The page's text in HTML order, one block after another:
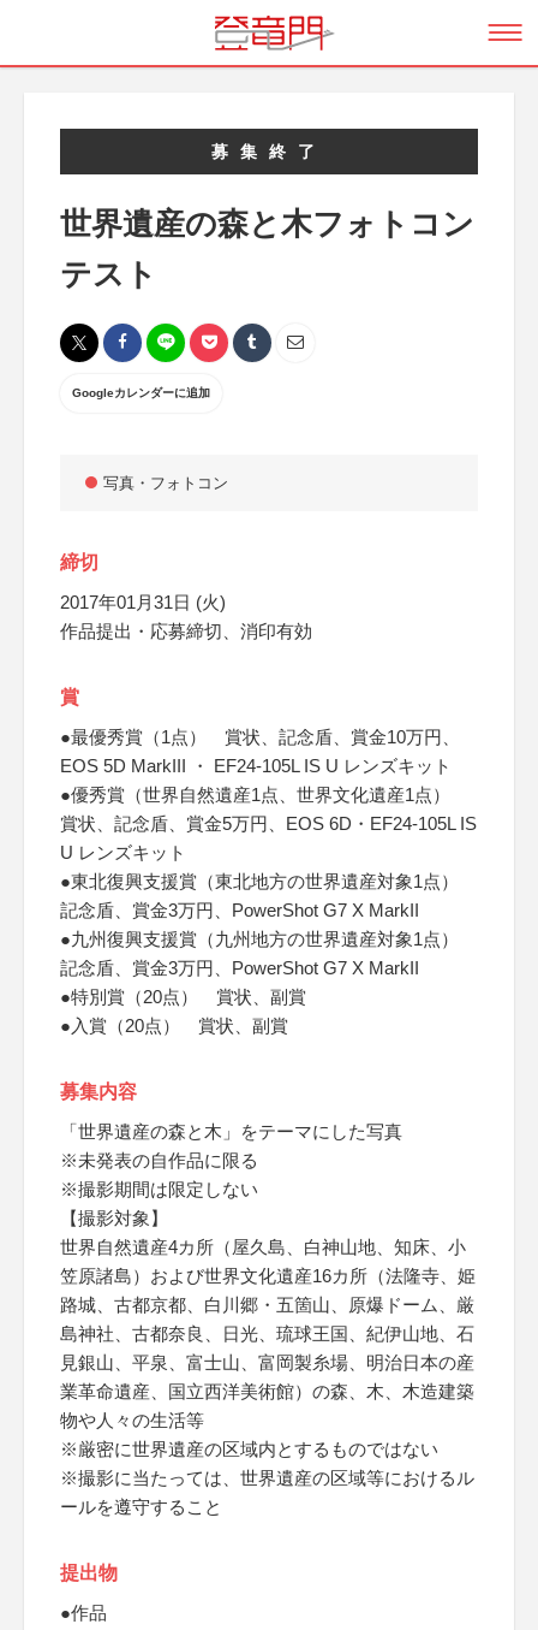
募集終了
世界遺産の森と木フォトコン
テスト
Googleカレンダーに追加
写真・フォトコン
締切
2017年01月31日 (火)
作品提出・応募締切、消印有効
賞
●最優秀賞（1点） 賞状、記念盾、賞金10万円、
EOS 5D MarkIII ・ EF24-105L IS U レンズキット
●優秀賞（世界自然遺産1点、世界文化遺産1点）
賞状、記念盾、賞金5万円、EOS 6D・EF24-105L IS
U レンズキット
●東北復興支援賞（東北地方の世界遺産対象1点）
記念盾、賞金3万円、PowerShot G7 X MarkII
●九州復興支援賞（九州地方の世界遺産対象1点）
記念盾、賞金3万円、PowerShot G7 X MarkII
●特別賞（20点） 賞状、副賞
●入賞（20点） 賞状、副賞
募集内容
「世界遺産の森と木」をテーマにした写真
※未発表の自作品に限る
※撮影期間は限定しない
【撮影対象】
世界自然遺産4カ所（屋久島、白神山地、知床、小
笠原諸島）および世界文化遺産16カ所（法隆寺、姫
路城、古都京都、白川郷・五箇山、原爆ドーム、厳
島神社、古都奈良、日光、琉球王国、紀伊山地、石
見銀山、平泉、富士山、富岡製糸場、明治日本の産
業革命遺産、国立西洋美術館）の森、木、木造建築
物や人々の生活等
※厳密に世界遺産の区域内とするものではない
※撮影に当たっては、世界遺産の区域等におけるル
ールを遵守すること
提出物
●作品